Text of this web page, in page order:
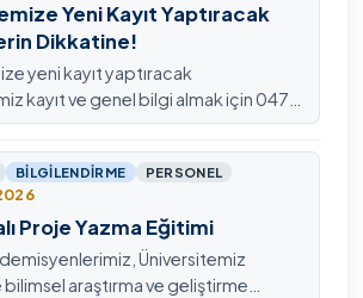
Yeni Kayıt Yaptıracak
Dikkatine!
yeni kayıt yaptıracak
kayıt ve genel bilgi almak için 0478
1913 nolu telefondan
BILGILENDIRME PERSONEL
Proje Yazma Eğitimi
Üniversitemiz
araştırma ve geliştirme